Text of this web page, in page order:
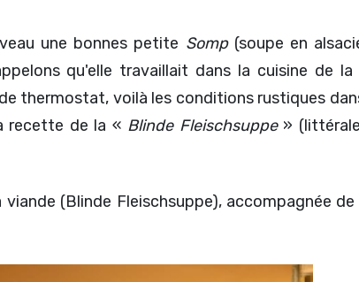
une bonnes petite Somp (soupe en
qu'elle travaillait dans la cuisine de
thermostat, voilà les conditions rustiques
recette de la « Blinde Fleischsuppe »
(Blinde Fleischsuppe), accompagnée